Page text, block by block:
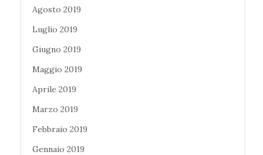
Agosto 2019
Luglio 2019
Giugno 2019
Maggio 2019
Aprile 2019
Marzo 2019
Febbraio 2019
Gennaio 2019